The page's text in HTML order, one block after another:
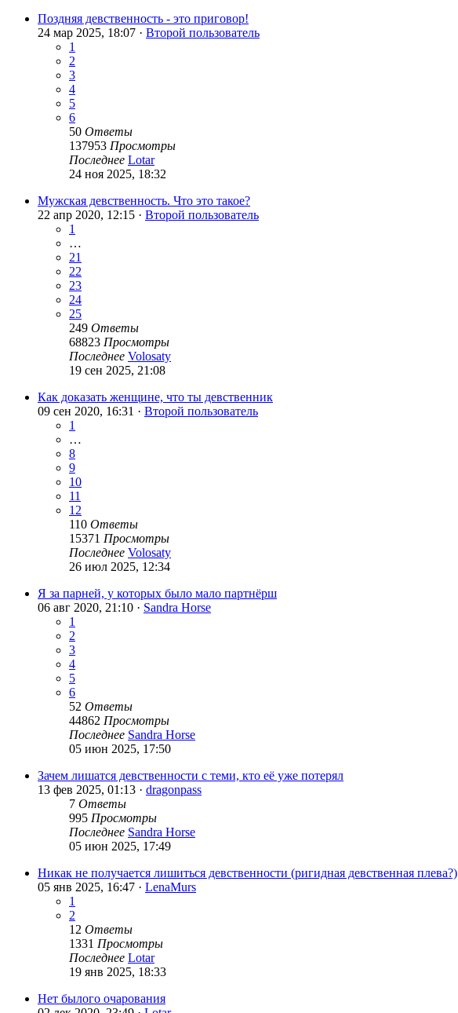
Поздняя девственность - это приговор!
24 мар 2025, 18:07 · Второй пользователь
1
2
3
4
5
6
50 Ответы
137953 Просмотры
Последнее Lotar
24 ноя 2025, 18:32
Мужская девственность. Что это такое?
22 апр 2020, 12:15 · Второй пользователь
1
…
21
22
23
24
25
249 Ответы
68823 Просмотры
Последнее Volosaty
19 сен 2025, 21:08
Как доказать женщине, что ты девственник
09 сен 2020, 16:31 · Второй пользователь
1
…
8
9
10
11
12
110 Ответы
15371 Просмотры
Последнее Volosaty
26 июл 2025, 12:34
Я за парней, у которых было мало партнёрш
06 авг 2020, 21:10 · Sandra Horse
1
2
3
4
5
6
52 Ответы
44862 Просмотры
Последнее Sandra Horse
05 июн 2025, 17:50
Зачем лишатся девственности с теми, кто её уже потерял
13 фев 2025, 01:13 · dragonpass
7 Ответы
995 Просмотры
Последнее Sandra Horse
05 июн 2025, 17:49
Никак не получается лишиться девственности (ригидная девственная плева?)
05 янв 2025, 16:47 · LenaMurs
1
2
12 Ответы
1331 Просмотры
Последнее Lotar
19 янв 2025, 18:33
Нет былого очарования